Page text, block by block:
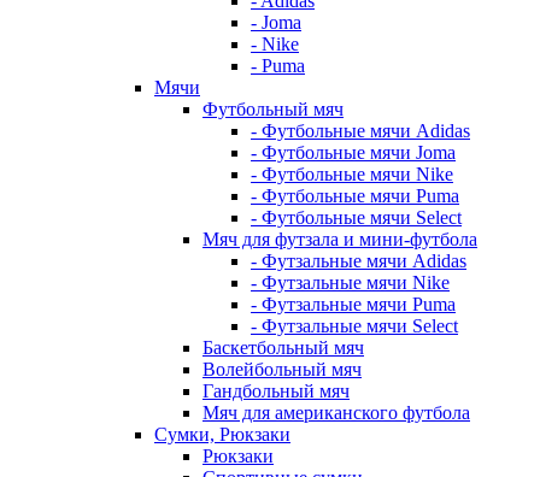
- Joma
- Nike
- Puma
Мячи
Футбольный мяч
- Футбольные мячи Adidas
- Футбольные мячи Joma
- Футбольные мячи Nike
- Футбольные мячи Puma
- Футбольные мячи Select
Мяч для футзала и мини-футбола
- Футзальные мячи Adidas
- Футзальные мячи Nike
- Футзальные мячи Puma
- Футзальные мячи Select
Баскетбольный мяч
Волейбольный мяч
Гандбольный мяч
Мяч для американского футбола
Сумки, Рюкзаки
Рюкзаки